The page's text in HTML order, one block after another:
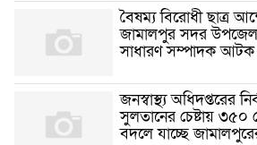
বৈষম্য বিরোধী ছাত্র
জামালপুর সদর
সাধারণ সম্পাদক আটক
জনস্বাস্থ্য অধিদপ্তরের
সুলতানের চেষ্টায় ৩৫০
বদলে যাচ্ছে